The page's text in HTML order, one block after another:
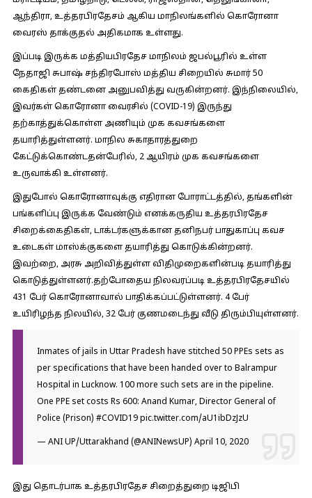
ஆந்திரா, உத்தரபிரதேசம் ஆகிய மாநிலங்களில் கொரோனா
வைரஸ் தாக்குதல் அதிகமாக உள்ளது.
இப்படி இருக்க மத்தியபிரதேச மாநிலம் ஜபல்பூரில் உள்ள
நேதாஜி சுபாஷ் சந்திரபோஸ் மத்திய சிறையில் சுமார் 50
கைதிகள் தண்டனை அனுபவித்து வருகின்றனர். இந்நிலையில்,
இவர்கள் கொரோனா வைரசில் (COVID-19) இருந்து
தற்காத்துக்கொள்ள அணியும் முக கவசங்களை
தயாரித்துள்ளனர். மாநில சுகாதாரத்துறை
கேட்டுக்கொண்டதன்பேரில், 2 ஆயிரம் முக கவசங்களை
உருவாக்கி உள்ளனர்.
இதுபோல் கொரோனாவுக்கு எதிரான போராட்டத்தில், தங்களின்
பங்களிப்பு இருக்க வேண்டும் எனக்கருதிய உத்தரபிரதேச
சிறைக்கைதிகள், டாக்டர்களுக்கான தனிநபர் பாதுகாப்பு கவச
உடைகள் மாஸ்க்குகளை தயாரித்து கொடுக்கின்றனர்.
இவற்றை, அரசு அறிவித்துள்ள விதிமுறைகளின்படி தயாரித்து
கொடுத்துள்ளனர்.தற்போதைய நிலவரப்படி உத்தரபிரதேசயில்
431 பேர் கொரோனாவால் பாதிக்கப்பட்டுள்ளனர். 4 பேர்
உயிரிழந்த நிலயில், 32 பேர் குணமடைந்து வீடு திரும்பியுள்ளனர்.
Inmates of jails in Uttar Pradesh have stitched 50 PPEs sets as
per specifications that have been handed over to Balrampur
Hospital in Lucknow. 100 more such sets are in the pipeline.
One PPE set costs Rs 600: Anand Kumar, Director General of
Police (Prison) #COVID19 pic.twitter.com/aU1ibDzJzU
— ANI UP/Uttarakhand (@ANINewsUP) April 10, 2020
இது தொடர்பாக உத்தரபிரதேச சிறைத்துறை டிஜிபி